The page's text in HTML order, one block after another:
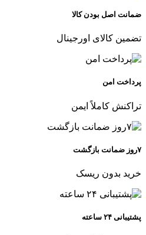
ضمانت اصل بودن کالا
تضمین کالای اورجینال
پرداخت امن
تراکنش کاملاً ایمن
۷روز ضمانت بازگشت
خرید بدون ریسک
پشتیبانی ۲۴ ساعته